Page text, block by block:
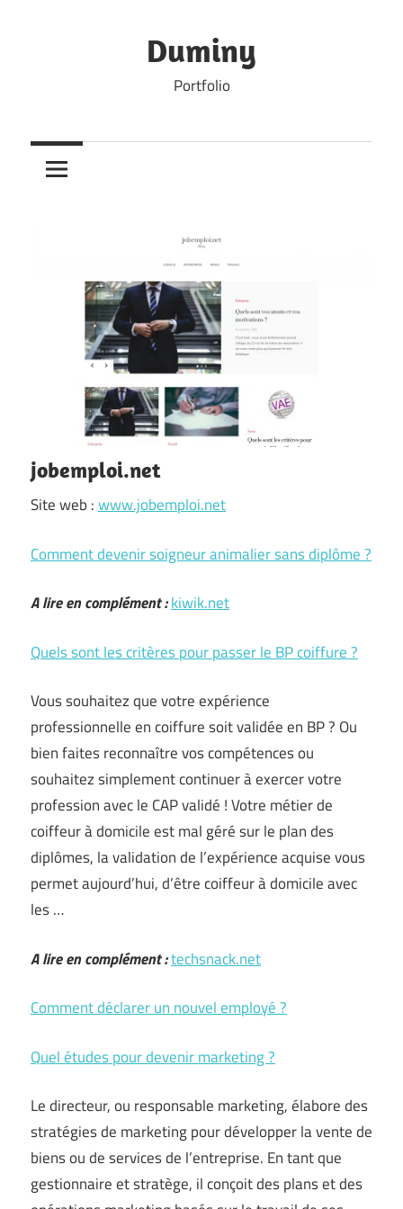
Duminy
Portfolio
jobemploi.net
Site web :www.jobemploi.net
Comment devenir soigneur animalier sans diplôme ?
A lire en complément :kiwik.net
Quels sont les critères pour passer le BP coiffure ?
Vous souhaitez que votre expérience
professionnelle en coiffure soit validée en BP ? Ou
bien faites reconnaître vos compétences ou
souhaitez simplement continuer à exercer votre
profession avec le CAP validé ! Votre métier de
coiffeur à domicile est mal géré sur le plan des
diplômes, la validation de l’expérience acquise vous
permet aujourd’hui, d’être coiffeur à domicile avec
les …
A lire en complément :techsnack.net
Comment déclarer un nouvel employé ?
Quel études pour devenir marketing ?
Le directeur, ou responsable marketing, élabore des
stratégies de marketing pour développer la vente de
biens ou de services de l’entreprise. En tant que
gestionnaire et stratège, il conçoit des plans et des